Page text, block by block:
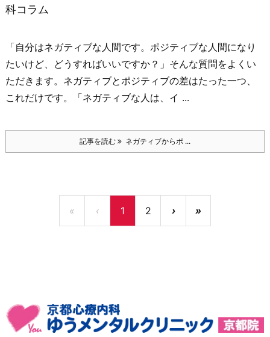
科コラム
「自分はネガティブな人間です。ポジティブな人間になり
たいけど、どうすればいいですか？」 そんな質問をよくい
ただきます。 ネガティブとポジティブの差はたった一つ、
これだけです。
「ネガティブな人は、イ ...
記事を読む ネガティブからポ ...
« ‹ 1 2 › »